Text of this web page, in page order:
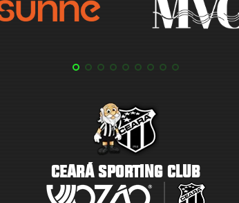
CEARÁ SPORTING CLUB